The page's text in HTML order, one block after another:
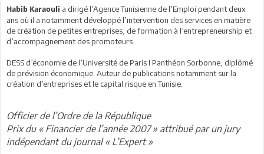
Habib Karaouli a dirigé l’Agence Tunisienne de l’Emploi pendant deux
ans où il a notamment développé l’intervention des services en matière
de création de petites entreprises, de formation à l’entrepreneurship et
d’accompagnement des promoteurs.
DESS d’économie de l’Université de Paris I Panthéon Sorbonne, diplômé
de prévision économique. Auteur de publications notamment sur la
création d’entreprises et le capital risque en Tunisie.
Officier de l’Ordre de la République
Prix du « Financier de l’année 2007 » attribué par un jury
indépendant du journal « L’Expert »